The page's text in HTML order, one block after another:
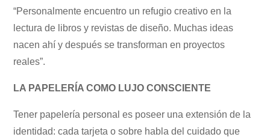
“Personalmente encuentro un refugio creativo en la
lectura de libros y revistas de diseño. Muchas ideas
nacen ahí y después se transforman en proyectos
reales”.
LA PAPELERÍA COMO LUJO CONSCIENTE
Tener papelería personal es poseer una extensión de la
identidad: cada tarjeta o sobre habla del cuidado que